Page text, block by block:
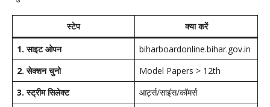
स्टेप
क्या करें
1. साइट ओपन
biharboardonline.bihar.gov.in
2. सेक्शन चुनो
Model Papers > 12th
3. स्ट्रीम सिलेक्ट
आर्ट्स/साइंस/कॉमर्स